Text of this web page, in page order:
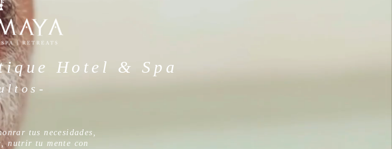
Hotel & Spa
tus necesidades,
nutrir tu mente con